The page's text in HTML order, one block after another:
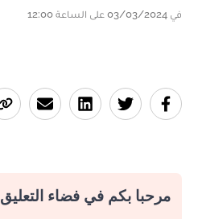
في 03/03/2024 على الساعة 12:00
مرحبا بكم في فضاء التعليق